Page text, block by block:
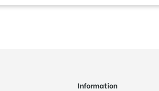
Information